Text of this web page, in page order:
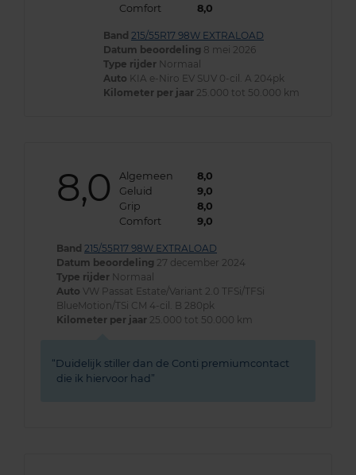
Comfort
8,0
Band 215/55R17 98W EXTRALOAD
Datum beoordeling 8 mei 2026
Type rijder Normaal
Auto KIA e-Niro EV SUV 0-cil. A 204pk
Kilometer per jaar 25.000 tot 50.000 km
8,0 Algemeen
8,0
Geluid
9,0
Grip
8,0
Comfort
9,0
Band 215/55R17 98W EXTRALOAD
Datum beoordeling 27 december 2024
Type rijder Normaal
Auto VW Passat Estate/Variant 2.0 TFSi/TFSi
BlueMotion/TSi CM 4-cil. B 280pk
Kilometer per jaar 25.000 tot 50.000 km
Duidelijk stiller dan de Conti premiumcontact
die ik hiervoor had